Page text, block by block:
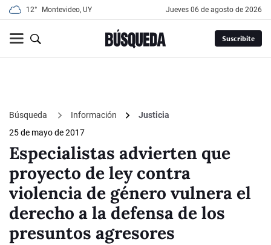
12° Montevideo, UY jueves 06 de agosto de 2026
Suscribite
Búsqueda Información
Justicia
25 de mayo de 2017
Especialistas advierten que
proyecto de ley contra
violencia de género vulnera el
derecho a la defensa de los
presuntos agresores